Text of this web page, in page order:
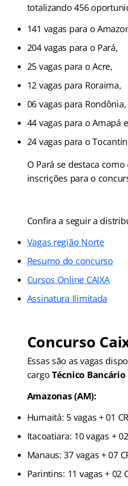
totalizando 456
141 vagas para o
204 vagas para o Pará,
25 vagas para o Acre,
12 vagas para Roraima,
06 vagas para Rondônia,
44 vagas para o Amapá e
24 vagas para o
O Pará se destaca
inscrições para o
Confira a seguir a
Vagas região Norte
Resumo do concurso
Cursos Online CAIXA
Assinatura Ilimitada
Concurso
Essas são as vagas
cargo Técnico
Amazonas (AM):
Humaitá: 5 vagas + 01 CR
Itacoatiara: 10 vagas +
Manaus: 37 vagas + 07
Parintins: 11 vagas + 02